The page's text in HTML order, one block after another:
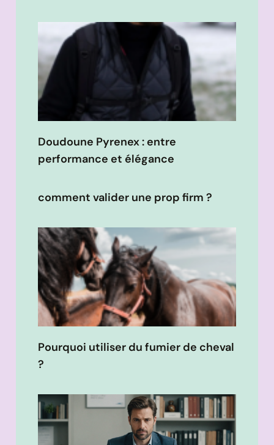
Doudoune Pyrenex : entre
performance et élégance
comment valider une prop firm ?
Pourquoi utiliser du fumier de cheval
?